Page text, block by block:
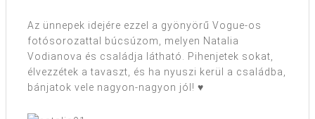
Az ünnepek idejére ezzel a gyönyörű Vogue-os
fotósorozattal búcsúzom, melyen Natalia
Vodianova és családja látható. Pihenjetek sokat,
élvezzétek a tavaszt, és ha nyuszi kerül a családba,
bánjatok vele nagyon-nagyon jól! ♥